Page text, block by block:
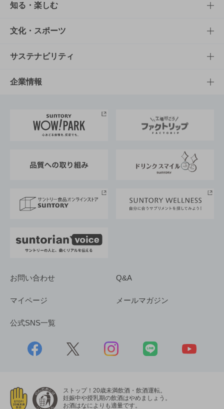
商品TOP
商品一覧
商品発売情報
栄養成分一覧
知る・楽しむ
知る・楽しむTOP
キャンペーン
工場見学
地域情報
文化・スポーツ
文化・スポーツTOP
サントリーホール
サントリーサンバーズ大阪
サステナビリティ
サステナビリティTOP
サントリーが考えるサステナビリティ経営
企業情報
企業概要
採用情報
お問い合わせ Q&A
マイページ メールマガジン
公式SNS一覧
ストップ！20歳未満飲酒・飲酒運転。
妊娠中や授乳期の飲酒はやめましょう。
お酒はなによりも適量です。